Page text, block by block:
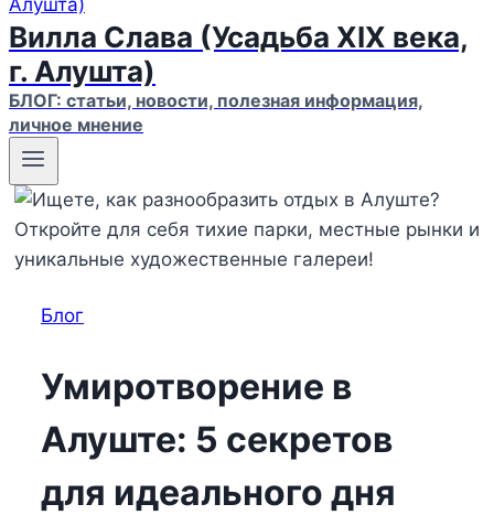
Вилла Слава (Усадьба XIX века,
г. Алушта)
БЛОГ: статьи, новости, полезная информация,
личное мнение
Блог
Умиротворение в
Алуште: 5 секретов
для идеального дня